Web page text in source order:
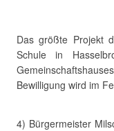
Das größte Projekt
Schule in
Bewilligung wird im
4) Bürgermeister